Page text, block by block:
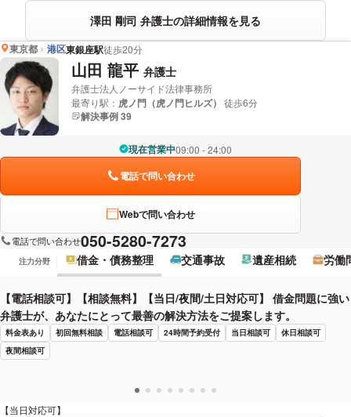
澤田 剛司 弁護士の詳細情報を見る
東京都 港区東銀座駅徒歩20分
山田 龍平 弁護士
弁護士法人ノーサイド法律事務所
最寄り駅： 虎ノ門（虎ノ門ヒルズ） 徒歩6分
解決事例 39
現在営業中09:00 - 24:00
電話で問い合わせ
Webで問い合わせ
電話で問い合わせ050-5280-7273
注力分野 借金・債務整理 交通事故 遺産相続 労働
【電話相談可】【相談無料】【当日/夜間/土日対応可】 借金問題に強い
弁護士が、あなたにとって最善の解決方法をご提案します。
料金表あり 初回無料相談 電話相談可 24時間予約受付 当日相談可
休日相談可
夜間相談可
【当日対応可】